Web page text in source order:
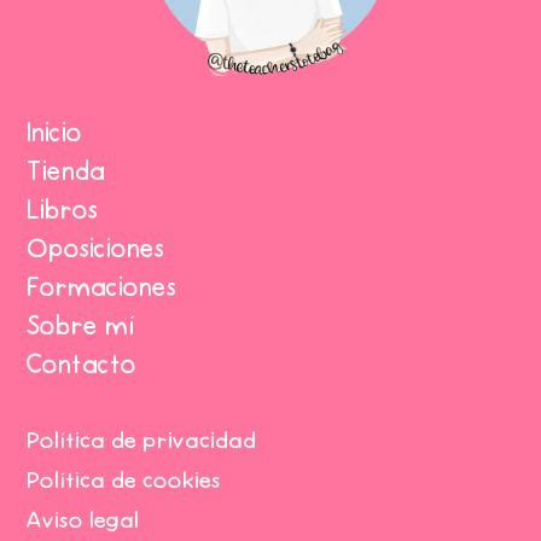
Inicio
Tienda
Libros
Oposiciones
Formaciones
Sobre mí
Contacto
Política de privacidad
Política de cookies
Aviso legal